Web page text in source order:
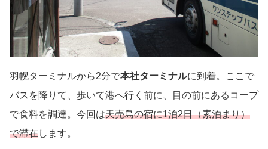
羽幌ターミナルから2分で本社ターミナルに到着。ここで
バスを降りて、歩いて港へ行く前に、目の前にあるコープ
で食料を調達。今回は天売島の宿に1泊2日（素泊まり）
で滞在します。